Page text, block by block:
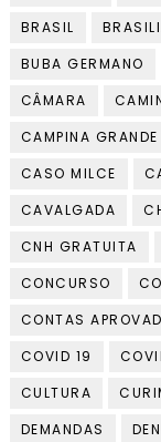
BRASIL
BUBA GERMANO
CÂMARA
CAMPINA GRANDE
CASO MILCE
CAVALGADA
CNH GRATUITA
CONCURSO
CONTAS
COVID 19
CULTURA
DEMANDAS